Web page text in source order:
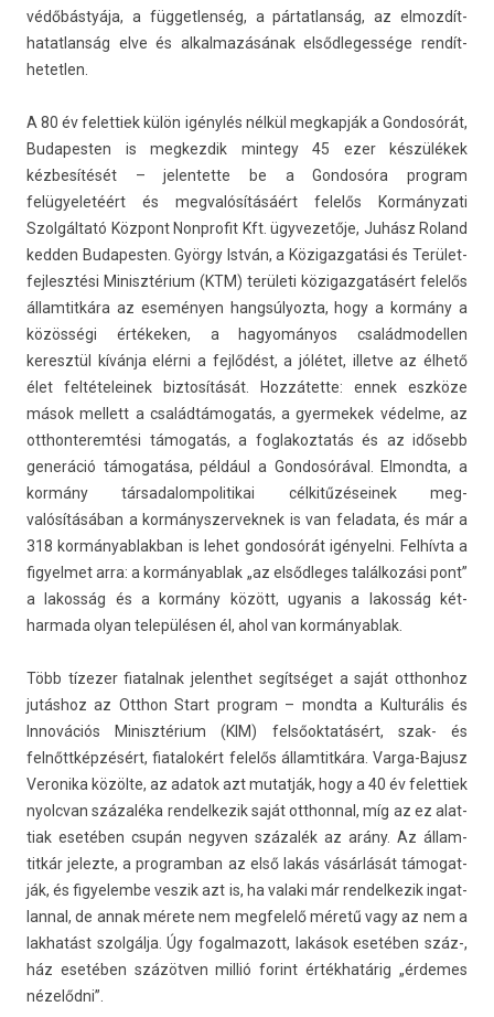
védőbástyája, a füg­getlen­ség, a pár­tatlan­ság, az el­mozdít­
hatat­lanság elve és al­kal­mazásának el­sődleges­sége re­ndít­
hetetl­en.
A 80 év felet­tiek külön igénylés nélkül meg­kapják a Gon­dosórát,
Budapest­en is meg­kezdik min­tegy 45 ezer készülékek
kézbesítését – jelen­tette be a Gon­dosóra pro­gram
felügyeletéért és meg­valósításáért felelős Kor­mányzati
Szolgáltató Központ Non­profit Kft. ügyvezetője, Juhász Roland
kedd­en Budapest­en. György István, a Közigaz­gatási és Terület­
fejlesztési Minisztérium (KTM) területi közigaz­gatásért felelős
állam­titkára az eseményen han­gsúlyoz­ta, hogy a kormány a
közösségi értékeken, a hagyományos család­modell­en
keresztül kívánja elérni a fejlődést, a jólétet, il­let­ve az élhető
élet fel­tételeinek bi­ztosítását. Hozzátette: ennek eszköze
mások mel­lett a családtámogatás, a gyer­mekek védelme, az
otthon­terem­tési támogatás, a fog­lakoz­tatás és az idősebb
generáció támogatása, például a Gon­dosóráv­al. El­mondta, a
kormány tár­sadalom­politikai cél­kitűzéseinek meg­
valósításában a kor­mánys­zervek­nek is van feladata, és már a
318 kor­mányab­lakban is lehet gon­dosórát igényel­ni. Felhívta a
figyel­met arra: a kor­mányab­lak „az el­sődleges találkozási pont”
a lakos­ság és a kormány között, ugyanis a lakos­ság két­
harmada olyan településen él, ahol van kor­mányab­lak.
Több tízezer fiatal­nak jelenthet segítséget a saját otthon­hoz
jutáshoz az Otthon Start pro­gram – mondta a Kul­turális és
Innovációs Minisztérium (KIM) felsőoktatásért, szak- és
felnőttképzésért, fiatalokért felelős állam­titkára. Varga-Bajusz
Veronika közölte, az adatok azt mutat­ják, hogy a 40 év felet­tiek
nyolcvan százaléka re­ndel­kezik saját otthonn­al, míg az ez al­at­
tiak esetében csupán negyv­en százalék az arány. Az állam­
titkár jelez­te, a pro­gram­ban az első lakás vásárlását támogat­
ják, és figyelem­be ves­zik azt is, ha valaki már re­ndel­kezik in­gat­
lann­al, de annak mérete nem meg­felelő méretű vagy az nem a
lak­hatást szolgálja. Úgy fogal­mazott, lakások esetében száz-,
ház esetében százötven millió forint értékhatárig „érdemes
nézelődni”.